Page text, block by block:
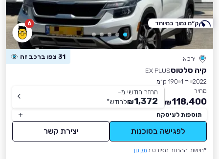
6
ירכא 31 צפו ברכב זה
קיה סלטוסEX PLUS
2022 יד 1
190 ק״מ
מחיר
118,400
₪
החזר חודשי מ-
1,372
₪לחודש*
תוספות לעיסקה
לפגישה בסוכנות יצירת קשר
*חישוב ההחזר מפורט בתקנון
ק״מ נמוך במיוחד